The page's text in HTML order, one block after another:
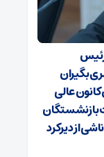
بگیران
عالی
بازنشستگان
از دیرکرد